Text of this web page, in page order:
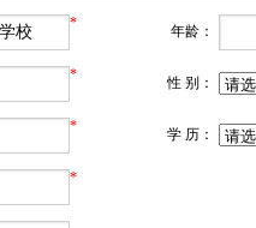
* 年龄：
* 性 别：
* 学 历：
*